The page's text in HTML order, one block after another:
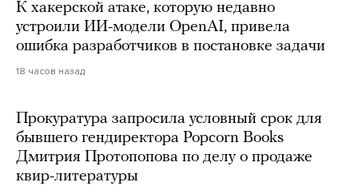
К хакерской атаке, которую недавно
устроили ИИ-модели OpenAI, привела
ошибка разработчиков в постановке задачи
18 часов назад
Прокуратура запросила условный срок для
бывшего гендиректора Popcorn Books
Дмитрия Протопопова по делу о продаже
квир-литературы